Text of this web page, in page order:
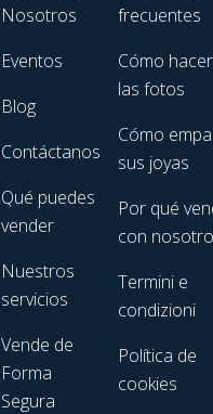
Nosotros
Eventos
Blog
Contáctanos
Qué puedes
vender
Nuestros
servicios
Vende de
Forma
Segura
frecuentes
Cómo hacer
las fotos
Cómo
sus joyas
Por qué
con
Termini e
condizioni
Política de
cookies